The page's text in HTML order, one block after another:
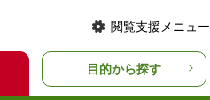
閲覧支援メニュー
目的から探す